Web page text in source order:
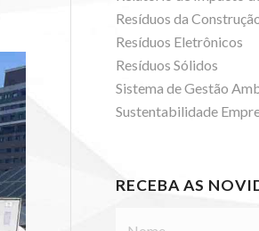
Resíduos da
Resíduos Eletrônicos
Resíduos Sólidos
Sistema de Gestão
Sustentabilidade
RECEBA AS